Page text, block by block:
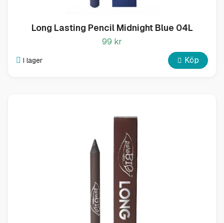
Long Lasting Pencil Midnight Blue 04L
99 kr
I lager Köp